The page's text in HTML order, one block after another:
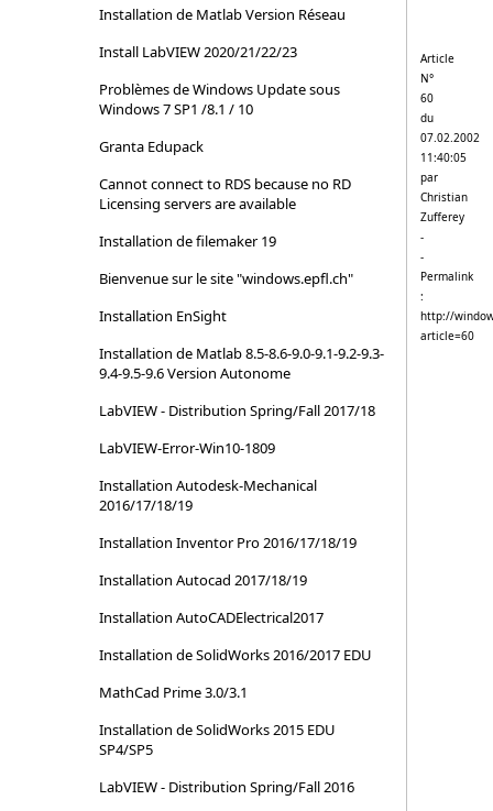
Installation de Matlab Version Réseau
Install LabVIEW 2020/21/22/23
Problèmes de Windows Update sous
Windows 7 SP1 /8.1 / 10
Granta Edupack
Cannot connect to RDS because no RD
Licensing servers are available
Installation de filemaker 19
Bienvenue sur le site "windows.epfl.ch"
Installation EnSight
Installation de Matlab 8.5-8.6-9.0-9.1-9.2-9.3-
9.4-9.5-9.6 Version Autonome
LabVIEW - Distribution Spring/Fall 2017/18
LabVIEW-Error-Win10-1809
Installation Autodesk-Mechanical
2016/17/18/19
Installation Inventor Pro 2016/17/18/19
Installation Autocad 2017/18/19
Installation AutoCADElectrical2017
Installation de SolidWorks 2016/2017 EDU
MathCad Prime 3.0/3.1
Installation de SolidWorks 2015 EDU
SP4/SP5
LabVIEW - Distribution Spring/Fall 2016
Article
N°
60
du
07.02.2002
11:40:05
par
Christian
Zufferey
-
-
Permalink
:
http://
article=60